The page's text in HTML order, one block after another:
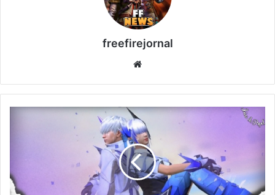
freefirejornal
CONFIRA
PRÓXIMO
PASSE